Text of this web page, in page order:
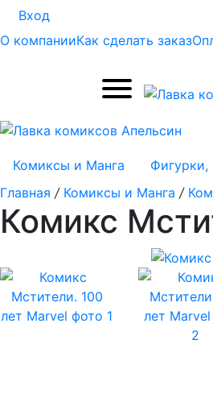
Вход
О компанииКак сделать заказ
Комиксы и Манга
Фигурки,
Главная / Комиксы и Манга /
Комикс